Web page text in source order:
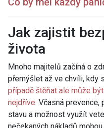
Jak zajistit
života
Mnoho majitelů začíná o
přemýšlet až ve chvíli, kdy
případě štěňat ale může
nejdříve. Včasná
stavu a možnost využít